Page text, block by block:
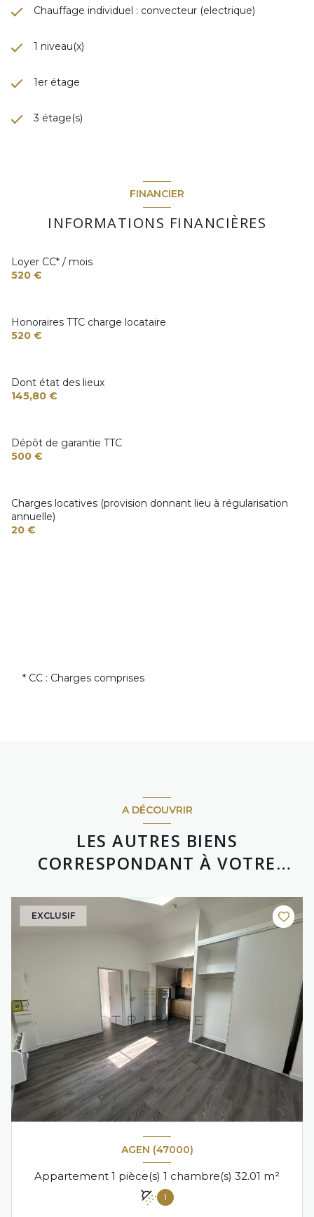
Chauffage individuel : convecteur (electrique)
1 niveau(x)
1er étage
3 étage(s)
FINANCIER
INFORMATIONS FINANCIÈRES
Loyer CC* / mois
520 €
Honoraires TTC charge locataire
520 €
Dont état des lieux
145,80 €
Dépôt de garantie TTC
500 €
Charges locatives (provision donnant lieu à régularisation
annuelle)
20 €
* CC : Charges comprises
A DÉCOUVRIR
LES AUTRES BIENS
CORRESPONDANT À VOTRE
EXCLUSIF
AGEN (47000)
Appartement 1 pièce(s) 1 chambre(s) 32.01 m²
1